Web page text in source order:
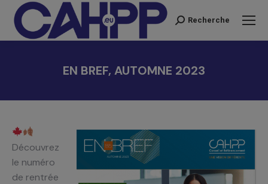
Recherche
Recherche
EN BREF, AUTOMNE 2023
Découvrez
le numéro
de rentrée